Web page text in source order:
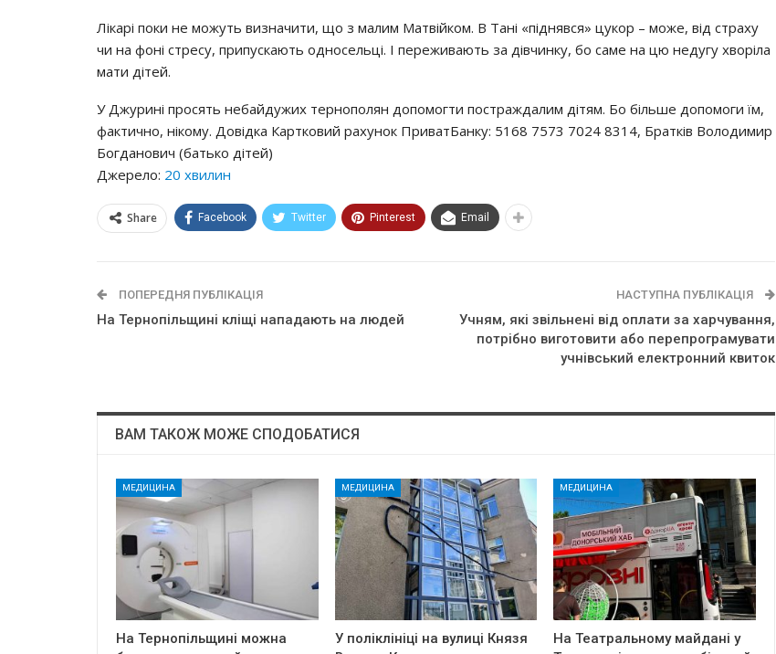
Лікарі поки не можуть визначити, що з малим Матвійком. В Тані «піднявся» цукор – може, від страху
чи на фоні стресу, припускають односельці. І переживають за дівчинку, бо саме на цю недугу хворіла
мати дітей.
У Джурині просять небайдужих тернополян допомогти постраждалим дітям. Бо більше допомоги їм,
фактично, нікому. Довідка Картковий рахунок ПриватБанку: 5168 7573 7024 8314, Братків Володимир
Богданович (батько дітей)
Джерело: 20 хвилин
Share Facebook Twitter Pinterest Email
ПОПЕРЕДНЯ ПУБЛІКАЦІЯ
На Тернопільщині кліщі нападають на людей
НАСТУПНА ПУБЛІКАЦІЯ
Учням, які звільнені від оплати за харчування,
потрібно виготовити або перепрограмувати
учнівський електронний квиток
ВАМ ТАКОЖ МОЖЕ СПОДОБАТИСЯ
МЕДИЦИНА
На Тернопільщині можна
МЕДИЦИНА
У поліклініці на вулиці Князя
МЕДИЦИНА
На Театральному майдані у